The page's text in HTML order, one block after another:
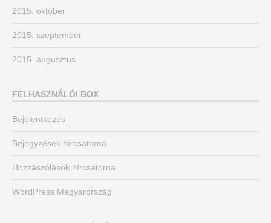
2015. október
2015. szeptember
2015. augusztus
FELHASZNÁLÓI BOX
Bejelentkezés
Bejegyzések hírcsatorna
Hozzászólások hírcsatorna
WordPress Magyarország